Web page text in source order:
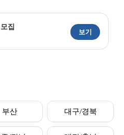
집
보기
부산 대구/경북